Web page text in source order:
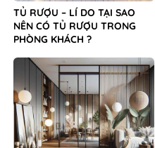
TỦ RƯỢU – LÍ DO TẠI SAO
NÊN CÓ TỦ RƯỢU TRONG
PHÒNG KHÁCH ?